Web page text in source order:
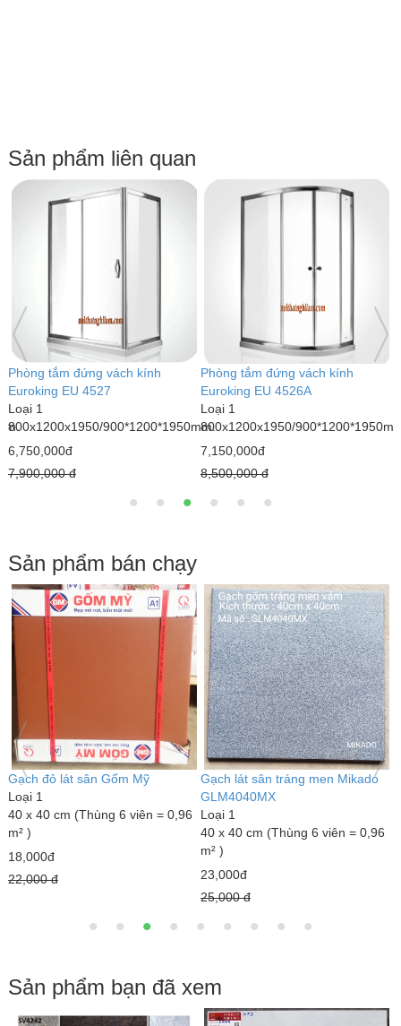
Sản phẩm liên quan
Phòng tắm đứng vách kính
Euroking EU 4527
Loại 1
800x1200x1950/900*1200*1950mm.
6,750,000đ
7,900,000 đ
Phòng tắm đứng vách kính
Euroking EU 4526A
Loại 1
800x1200x1950/
7,150,000đ
8,500,000 đ
Sản phẩm bán chạy
Gạch đỏ lát sân Gốm Mỹ
Loại 1
40 x 40 cm (Thùng 6 viên = 0,96
m² )
18,000đ
22,000 đ
Gạch lát sân tráng men Mikado
GLM4040MX
Loại 1
40 x 40 cm (Thùng 6 viên = 0,96
m² )
23,000đ
25,000 đ
Sản phẩm bạn đã xem